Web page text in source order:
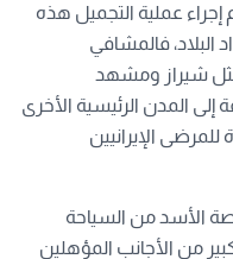
إجراء عملية التجميل هذه
البلاد، فالمشافي
شيراز ومشهد
المدن الرئيسية الأخرى
الإيرانيين
الأسد من السياحة
من الأجانب المؤهلين